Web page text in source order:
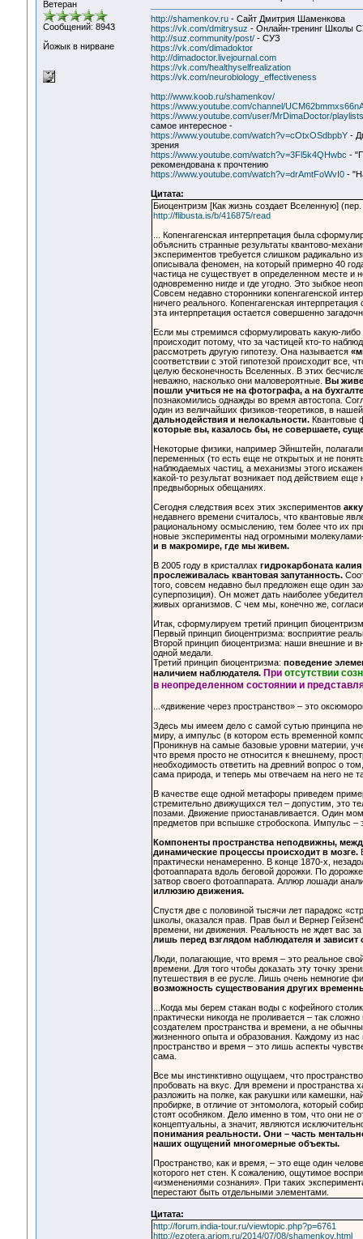
Ветеран
Сообщений: 8943
Йожык в нирване
http://shamenkov.ru- Сайт Дмитрия Шаменкова
https://vk.com/dmitrysuz - Онлайн-тренинг Школы
http://suz.community/post/- СУЗ
https://vk.com/dimadoktor
http://dimadoctor.livejournal.com
https://vk.com/healthyselfrealization
https://vk.com/neurobiology_effectiveness
http://www.koob.ru/shamenkov/
https://www.youtube.com/channel/
https://www.youtube.com/user/MrDimaDoctor/playlists
самое интересное -
https://www.youtube.com/watch?v=cOtxOSdbpbY-
зрения
https://www.youtube.com/watch?v=3Fl5k4QHwbc -
рекомендована к прочтению
https://www.youtube.com/watch?v=drAmtFoWvI0-
Цитата:
Биоцентризм [Как жизнь создает Вселенную]
http://flibusta.is/b/416875/read
... Копенгагенская интерпретация была
объяснить странные результаты квантово-
экспериментов требуется слишком радикально
описывала феномен, на который примерно 40
частица не существует в определенном месте и
одновременно нигде и где угодно. Это зыбкое
Совсем недавно сторонники копенгагенской
ничего реального. Копенгагенская
эта интерпретация остается совершенно
Если мы стремимся сформулировать какую-либо
происходит потому, что за частицей кто-то
рассмотреть другую гипотезу. Она называется
соответствии с этой гипотезой происходит все,
целую бесконечность Вселенных. В этих
неважно, насколько они маловероятные.
Вы
пошли учиться не на фотографа, а на
познакомились однажды во время автостопа.
один из величайших физиков-теоретиков, в
дальнодействия и нелокальности.Квантовые
которые вы, казалось бы, не совершаете,
Некоторые физики, например Эйнштейн,
переменных (то есть еще не открытых и не
наблюдаемых частиц, а механизмы этого
какой-то результат возникает под действием
предвыборных обещаниях.
Сегодня следствия всех этих экспериментов
недавнего времени считалось, что квантовые
рациональному осмыслению, тем более что их
новые эксперименты над огромными
и в макромире, где мы живем.
В 2005 году в кристаллах гидрокарбоната
прослеживалась квантовая запутанность.
того, совсем недавно был предложен еще один
суперпозиция). Он может дать наиболее
живых организмов. С чем мы, конечно же,
Итак, сформулируем третий принцип
Первый принцип биоцентризма: восприятие
Второй принцип биоцентризма: наши внешние и
одной медали.
Третий принцип биоцентризма: поведение
наличием наблюдателя. При отсутствии
в неопределенном состоянии и
...«движение через пространство» – это
Здесь мы имеем дело с самой сутью принципа
миру, а импульс (в котором есть временной
Проникнув на самые базовые уровни материи,
что время просто не относится к внешнему,
необходимость ответить на древний вопрос о
сама природа, и теперь мы отвечаем на него не
В качестве еще одной метафоры приведем
стремительно движущихся тел – допустим, это
позами. Движение приостанавливается. Один
предметов при вспышке стробоскопа. Импульс –
Компоненты пространства неподвижны,
динамические процессы происходит в мозге.
практически ненамеренно. В конце 1870-х,
фотоаппарата вдоль беговой дорожки. По
затвор своего фотоаппарата. Аллюр лошади
иллюзию движения.
Спустя две с половиной тысячи лет парадокс
школы, оказался прав. Прав был и Вернер
времени, ни движения. Реальность не ждет вас
лишь перед взглядом наблюдателя и зависит
Люди, полагающие, что время – это реальное
времени. Для того чтобы доказать эту точку
путешествия в ее русле. Лишь очень немногие
возможность существования других
...Когда мы берем стакан воды с кофейного
практически никогда не проливается – так
создателем пространства и времени, а не
жизненного опыта и образования. Каждому из
пространство и время – это лишь аспекты
сама.
Все мы инстинктивно ощущаем, что
пробовать на вкус. Для времени и пространства
разложить на полке, как ракушки или камешки,
пробирке, в отличие от энтомолога, который
стоят особняком. Дело именно в том, что они не
концептуальны, а значит, являются
понимания реальности. Они – часть
наших ощущений многомерные объекты.
Пространство, как и время, – это еще один
которого нет стен. К сожалению, ощутимое
«изменениями сознания». При таких
перестают быть отдельными элементами.
Цитата:
http://forum.india-tour.ru/viewtopic.php?p=6761
http://ezotera.ariom.ru/2014/07/08/shamenkov.html